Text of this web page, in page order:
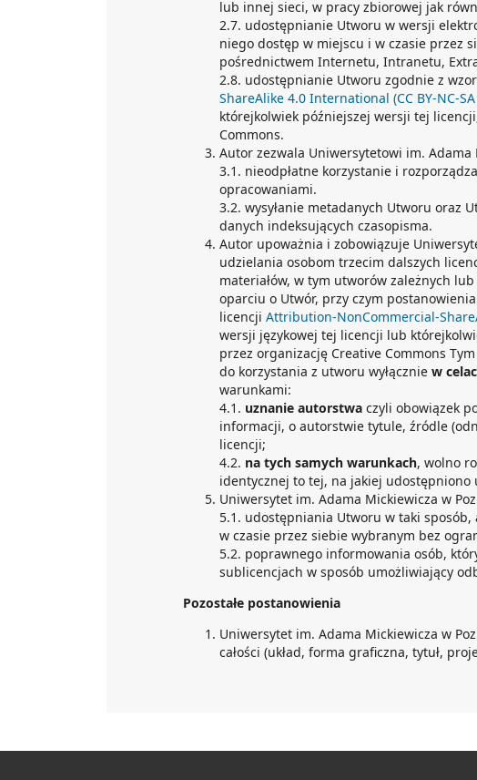
lub innej sieci, w pracy zbiorowej jak
2.7. udostępnianie Utworu w wersji
niego dostęp w miejscu i w czasie przez
pośrednictwem Internetu, Intranetu,
2.8. udostępnianie Utworu zgodnie z
ShareAlike 4.0 International (CC BY-NC-
którejkolwiek późniejszej wersji tej
Commons.
Autor zezwala Uniwersytetowi im. Adama
3.1. nieodpłatne korzystanie i
opracowaniami.
3.2. wysyłanie metadanych Utworu oraz
danych indeksujących czasopisma.
Autor upoważnia i zobowiązuje
udzielania osobom trzecim dalszych
materiałów, w tym utworów zależnych
oparciu o Utwór, przy czym
licencji Attribution-NonCommercial-
wersji językowej tej licencji lub
przez organizację Creative Commons
do korzystania z utworu wyłącznie w
warunkami:
4.1. uznanie autorstwa czyli obowiązek
informacji, o autorstwie tytule, źródle
licencji;
4.2. na tych samych warunkach, wolno
identycznej to tej, na jakiej udostępniono
Uniwersytet im. Adama Mickiewicza w
5.1. udostępniania Utworu w taki
w czasie przez siebie wybranym bez
5.2. poprawnego informowania osób,
sublicencjach w sposób umożliwiający
Pozostałe postanowienia
Uniwersytet im. Adama Mickiewicza w
całości (układ, forma graficzna, tytuł,